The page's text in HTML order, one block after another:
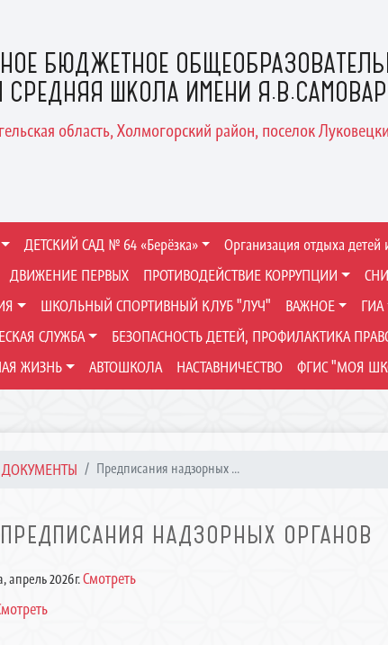
БЮДЖЕТНОЕ
СРЕДНЯЯ ШКОЛА ИМЕНИ
область, Холмогорский район, поселок
ДЕТСКИЙ САД № 64 «Берёзка»
Организация отдыха детей
ДВИЖЕНИЕ ПЕРВЫХ ПРОТИВОДЕЙСТВИЕ КОРРУПЦИИ
ШКОЛЬНЫЙ СПОРТИВНЫЙ КЛУБ "ЛУЧ" ВАЖНОЕ
ГИА
СЛУЖБА
БЕЗОПАСНОСТЬ ДЕТЕЙ, ПРОФИЛАКТИКА
ЖИЗНЬ АВТОШКОЛА НАСТАВНИЧЕСТВО ФГИС "МОЯ
ДОКУМЕНТЫ Предписания надзорных ...
ПРЕДПИСАНИЯ НАДЗОРНЫХ ОРГАНОВ
апрель 2026г.Смотреть